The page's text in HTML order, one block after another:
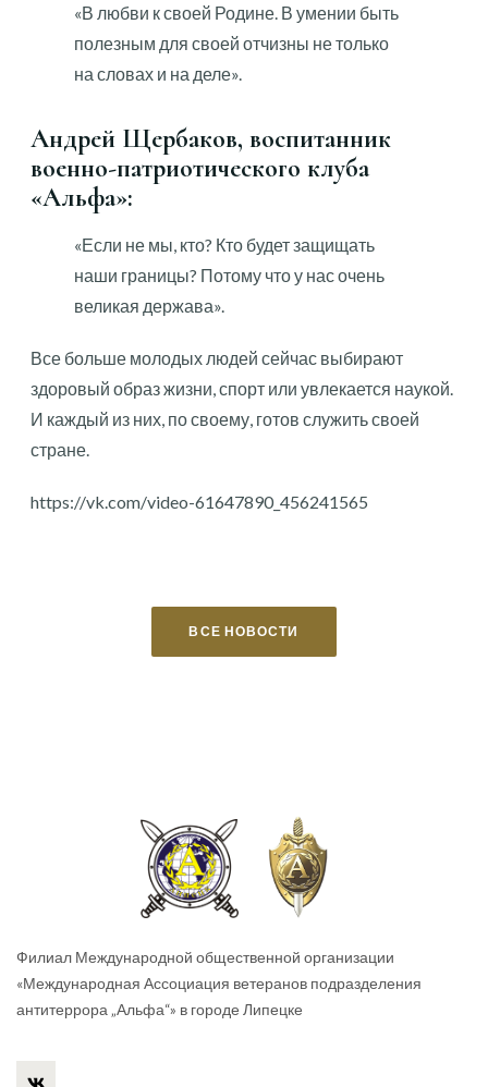
«В любви к своей Родине. В умении быть
полезным для своей отчизны не только
на словах и на деле».
Андрей Щербаков, воспитанник
военно-патриотического клуба
«Альфа»:
«Если не мы, кто? Кто будет защищать
наши границы? Потому что у нас очень
великая держава».
Все больше молодых людей сейчас выбирают
здоровый образ жизни, спорт или увлекается наукой.
И каждый из них, по своему, готов служить своей
стране.
https://vk.com/video-61647890_456241565
ВСЕ НОВОСТИ
Филиал Международной общественной организации
«Международная Ассоциация ветеранов подразделения
антитеррора „Альфа“» в городе Липецке